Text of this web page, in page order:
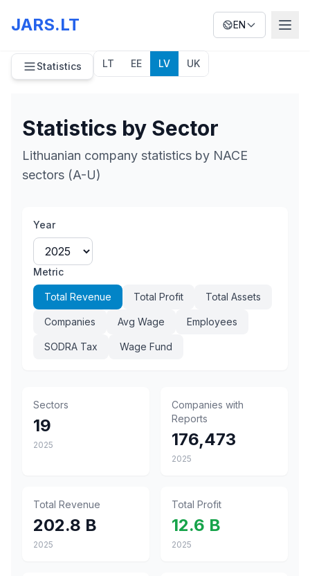
JARS.LT EN
Statistics LT EE LV UK
Statistics by Sector
Lithuanian company statistics by NACE
sectors (A-U)
Year
Metric
Total Revenue Total Profit Total Assets
Companies Avg Wage Employees
SODRA Tax Wage Fund
Sectors
19
2025
Companies with
Reports
176,473
2025
Total Revenue
202.8 B
2025
Total Profit
12.6 B
2025